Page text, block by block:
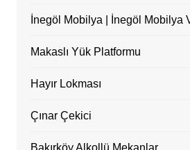
İnegöl Mobilya | İnegöl Mobilya
Makaslı Yük Platformu
Hayır Lokması
Çınar Çekici
Bakırköy Alkollü Mekanlar